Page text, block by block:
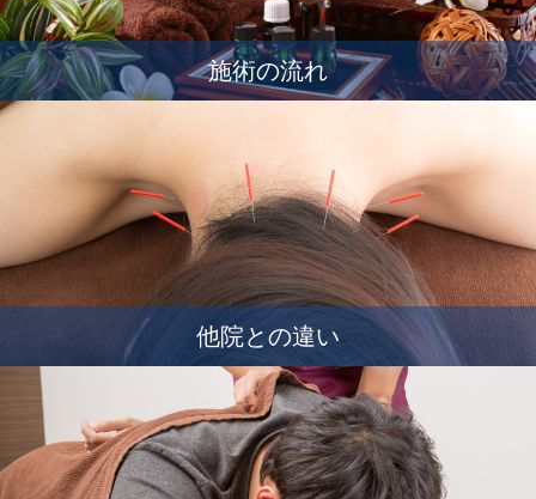
施術の流れ
他院との違い